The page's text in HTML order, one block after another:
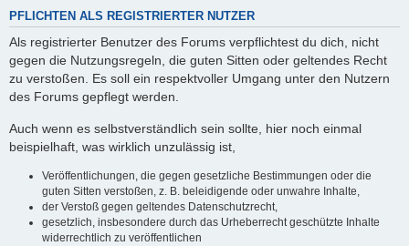
PFLICHTEN ALS REGISTRIERTER NUTZER
Als registrierter Benutzer des Forums verpflichtest du dich, nicht
gegen die Nutzungsregeln, die guten Sitten oder geltendes Recht
zu verstoßen. Es soll ein respektvoller Umgang unter den Nutzern
des Forums gepflegt werden.
Auch wenn es selbstverständlich sein sollte, hier noch einmal
beispielhaft, was wirklich unzulässig ist,
Veröffentlichungen, die gegen gesetzliche Bestimmungen oder die
guten Sitten verstoßen, z. B. beleidigende oder unwahre Inhalte,
der Verstoß gegen geltendes Datenschutzrecht,
gesetzlich, insbesondere durch das Urheberrecht geschützte Inhalte
widerrechtlich zu veröffentlichen